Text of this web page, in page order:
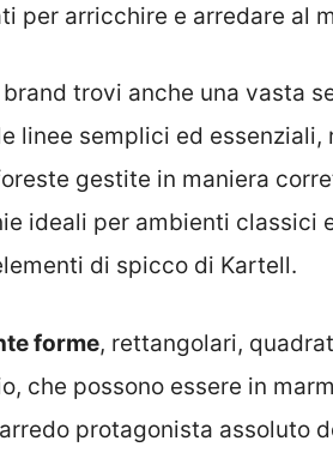
per arricchire e arredare al
trovi anche una vasta
linee semplici ed essenziali,
gestite in maniera
ideali per ambienti classici
di spicco di Kartell.
forme, rettangolari,
che possono essere in
protagonista assoluto